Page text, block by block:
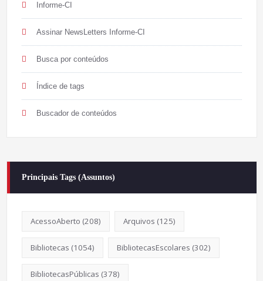
Informe-CI
Assinar NewsLetters Informe-CI
Busca por conteúdos
Índice de tags
Buscador de conteúdos
Principais Tags (Assuntos)
AcessoAberto (208) Arquivos (125)
Bibliotecas (1054) BibliotecasEscolares (302)
BibliotecasPúblicas (378)